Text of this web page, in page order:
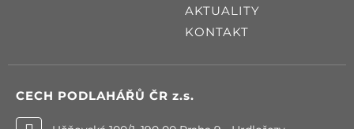
AKTUALITY
KONTAKT
CECH PODLAHÁŘŮ ČR z.s.